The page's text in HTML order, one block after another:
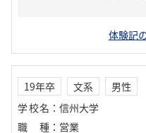
体験記
19年卒 文系
男性
学校名 ： 信州大学
職種 ： 営業